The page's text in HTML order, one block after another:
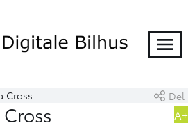
Menu
Beregn byttepris
Cross Del
A+